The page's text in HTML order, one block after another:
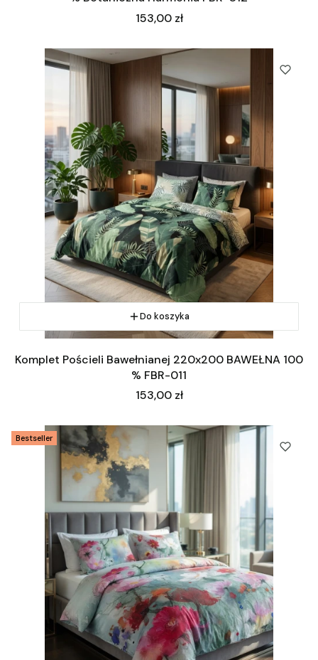
Cena
153,00 zł
Do koszyka
Komplet Pościeli Bawełnianej 220x200 BAWEŁNA 100
% FBR-011
Cena
153,00 zł
Bestseller